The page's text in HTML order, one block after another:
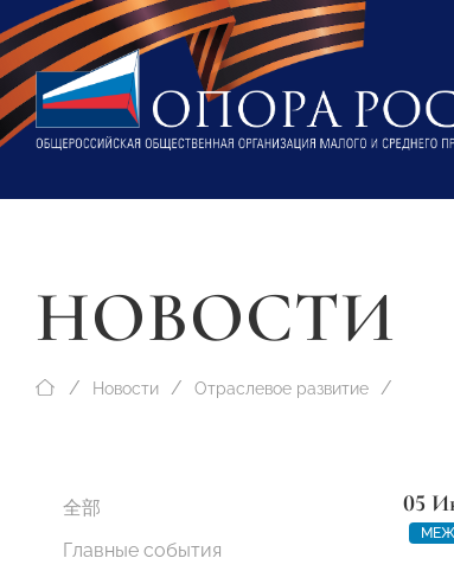
НОВОСТИ
Новости Отраслевое развитие
全部
Главные события
05